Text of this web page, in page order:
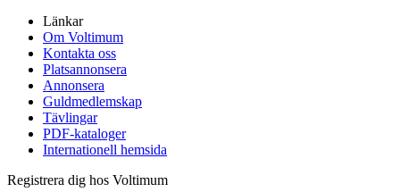
Länkar
Om Voltimum
Kontakta oss
Platsannonsera
Annonsera
Guldmedlemskap
Tävlingar
PDF-kataloger
Internationell hemsida
Registrera dig hos Voltimum